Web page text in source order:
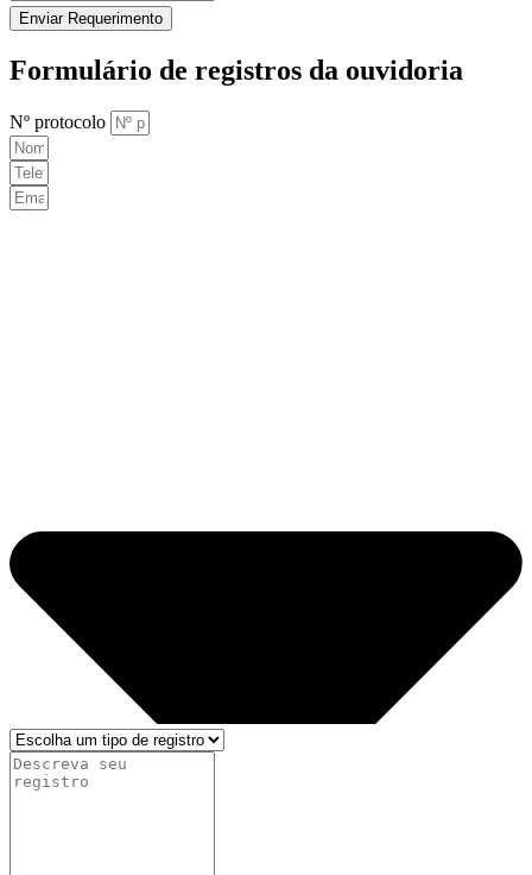
Enviar Requerimento
Formulário de registros da ouvidoria
Nº protocolo